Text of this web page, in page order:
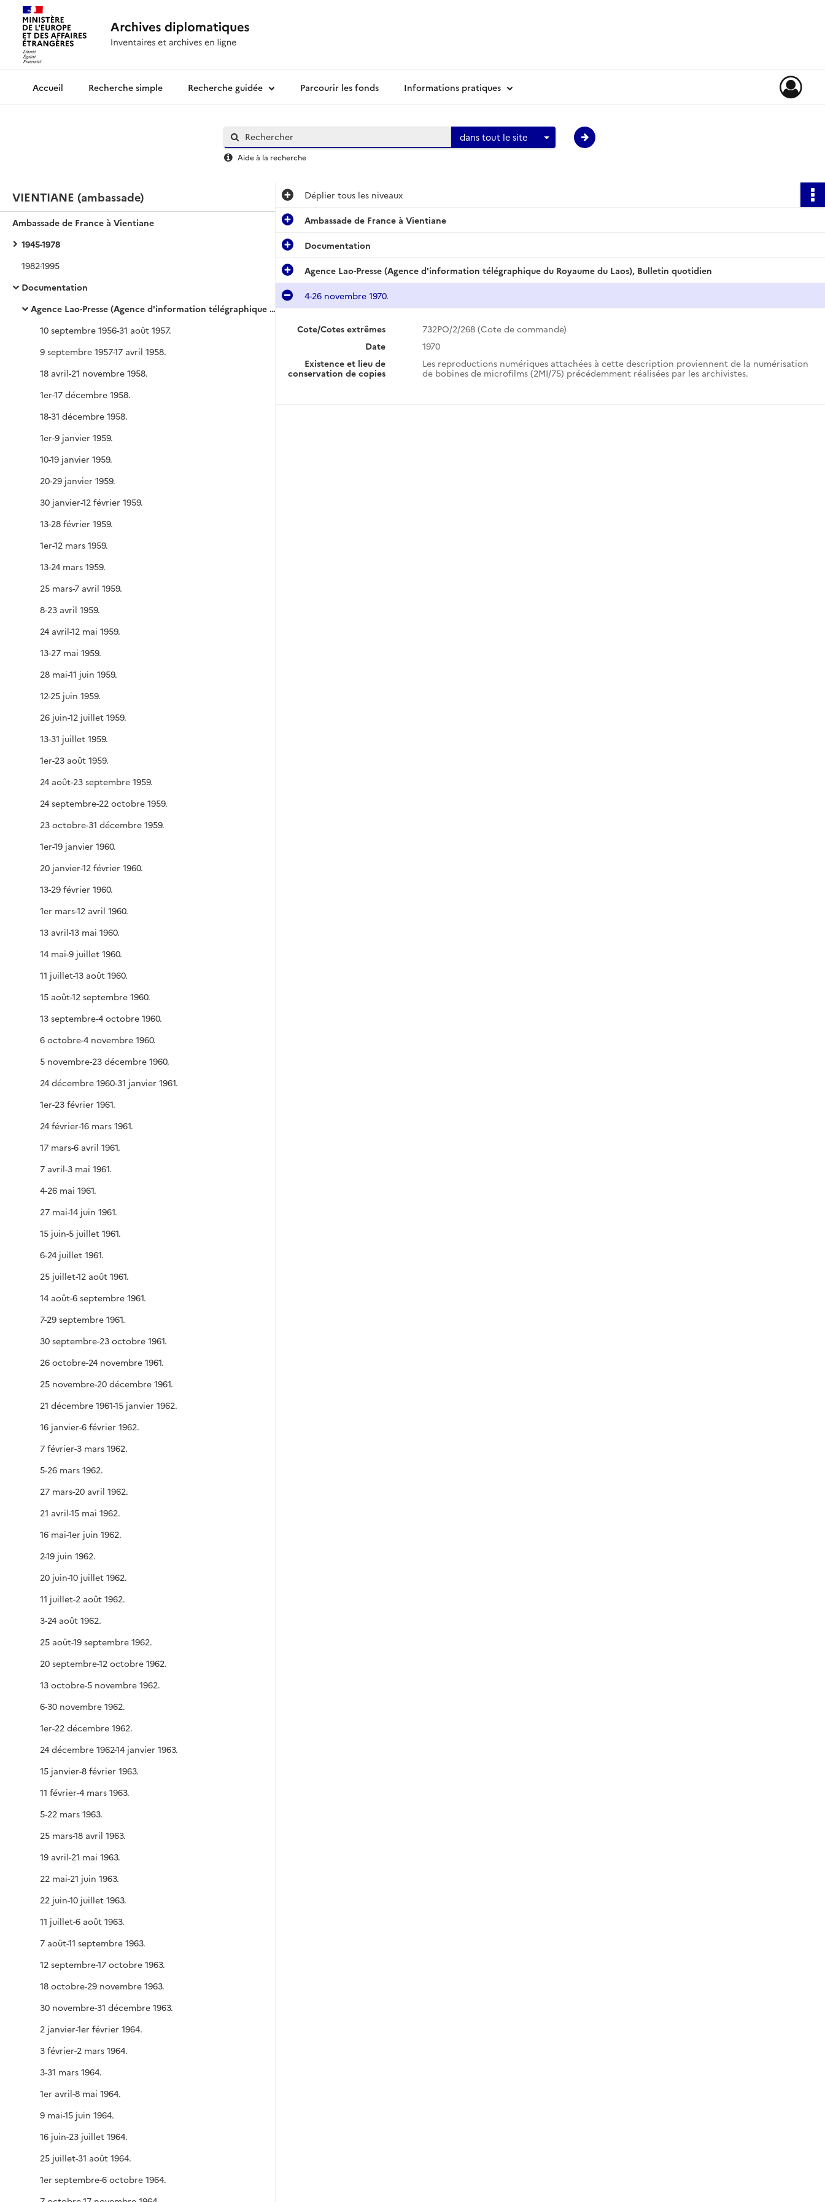
Archives diplomatiquesRecherche simple Recherche guidée Parcourir les fonds Informations pratiques
dans tout le site
Aide à la recherche
VIENTIANE (ambassade)
Ambassade de France à Vientiane
1945-1978
1982-1995
Documentation
Agence Lao-Presse (Agence d'information télégraphique du Royaume du Laos), Bulletin quotidien
10 septembre 1956-31 août 1957.
9 septembre 1957-17 avril 1958.
18 avril-21 novembre 1958.
1er-17 décembre 1958.
18-31 décembre 1958.
1er-9 janvier 1959.
10-19 janvier 1959.
20-29 janvier 1959.
30 janvier-12 février 1959.
13-28 février 1959.
1er-12 mars 1959.
13-24 mars 1959.
25 mars-7 avril 1959.
8-23 avril 1959.
24 avril-12 mai 1959.
13-27 mai 1959.
28 mai-11 juin 1959.
12-25 juin 1959.
26 juin-12 juillet 1959.
13-31 juillet 1959.
1er-23 août 1959.
24 août-23 septembre 1959.
24 septembre-22 octobre 1959.
23 octobre-31 décembre 1959.
1er-19 janvier 1960.
20 janvier-12 février 1960.
13-29 février 1960.
1er mars-12 avril 1960.
13 avril-13 mai 1960.
14 mai-9 juillet 1960.
11 juillet-13 août 1960.
15 août-12 septembre 1960.
13 septembre-4 octobre 1960.
6 octobre-4 novembre 1960.
5 novembre-23 décembre 1960.
24 décembre 1960-31 janvier 1961.
1er-23 février 1961.
24 février-16 mars 1961.
17 mars-6 avril 1961.
7 avril-3 mai 1961.
4-26 mai 1961.
27 mai-14 juin 1961.
15 juin-5 juillet 1961.
6-24 juillet 1961.
25 juillet-12 août 1961.
14 août-6 septembre 1961.
7-29 septembre 1961.
30 septembre-23 octobre 1961.
26 octobre-24 novembre 1961.
25 novembre-20 décembre 1961.
21 décembre 1961-15 janvier 1962.
16 janvier-6 février 1962.
7 février-3 mars 1962.
5-26 mars 1962.
27 mars-20 avril 1962.
21 avril-15 mai 1962.
16 mai-1er juin 1962.
2-19 juin 1962.
20 juin-10 juillet 1962.
11 juillet-2 août 1962.
3-24 août 1962.
25 août-19 septembre 1962.
20 septembre-12 octobre 1962.
13 octobre-5 novembre 1962.
6-30 novembre 1962.
1er-22 décembre 1962.
24 décembre 1962-14 janvier 1963.
15 janvier-8 février 1963.
11 février-4 mars 1963.
5-22 mars 1963.
25 mars-18 avril 1963.
19 avril-21 mai 1963.
22 mai-21 juin 1963.
22 juin-10 juillet 1963.
11 juillet-6 août 1963.
7 août-11 septembre 1963.
12 septembre-17 octobre 1963.
18 octobre-29 novembre 1963.
30 novembre-31 décembre 1963.
2 janvier-1er février 1964.
3 février-2 mars 1964.
3-31 mars 1964.
1er avril-8 mai 1964.
9 mai-15 juin 1964.
16 juin-23 juillet 1964.
25 juillet-31 août 1964.
1er septembre-6 octobre 1964.
Déplier tous les niveaux
Ambassade de France à Vientiane
Documentation
Agence Lao-Presse (Agence d'information télégraphique du Royaume du Laos), Bulletin quotidien
4-26 novembre 1970.
Cote/Cotes extrêmes
732PO/2/268 (Cote de commande)
Date
1970
Existence et lieu de
conservation de copies
Les reproductions numériques attachées à cette description proviennent de la numérisation
de bobines de microfilms (2MI/75) précédemment réalisées par les archivistes.